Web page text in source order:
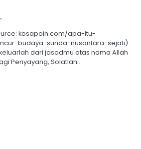
kosapoin.com/apa-itu-
budaya-sunda-nusantara-sejati)
dari jasadmu atas nama Allah
Penyayang, Solatlah…